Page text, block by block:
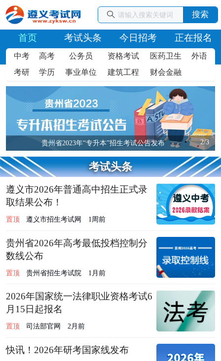
搜索
首页 考试头条 今日招考 正在报名
中考 高考 公务员 资格考试 医药卫生
外语
考研
学历 事业单位 建筑工程 财会金融
贵州省2023年“专升本”招生考试公告发布 2/3
考试头条
遵义市2026年普通高中招生正式录
取结果公布！
置顶 遵义市招生考试网 1周前
贵州省2026年高考最低投档控制分
数线公布
置顶 贵州省招生考试院 1月前
2026年国家统一法律职业资格考试6
月15日起报名
置顶 司法部官网 2月前
快讯！2026年研考国家线发布